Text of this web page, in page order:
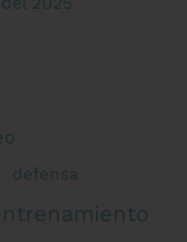
defensa